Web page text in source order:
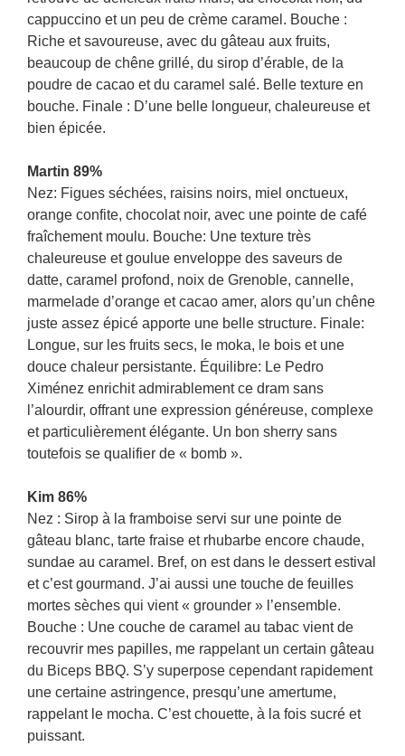
cappuccino et un peu de crème caramel. Bouche :
Riche et savoureuse, avec du gâteau aux fruits,
beaucoup de chêne grillé, du sirop d’érable, de la
poudre de cacao et du caramel salé. Belle texture en
bouche. Finale : D’une belle longueur, chaleureuse et
bien épicée.
Martin 89%
Nez: Figues séchées, raisins noirs, miel onctueux,
orange confite, chocolat noir, avec une pointe de café
fraîchement moulu. Bouche: Une texture très
chaleureuse et goulue enveloppe des saveurs de
datte, caramel profond, noix de Grenoble, cannelle,
marmelade d’orange et cacao amer, alors qu’un chêne
juste assez épicé apporte une belle structure. Finale:
Longue, sur les fruits secs, le moka, le bois et une
douce chaleur persistante. Équilibre: Le Pedro
Ximénez enrichit admirablement ce dram sans
l’alourdir, offrant une expression généreuse, complexe
et particulièrement élégante. Un bon sherry sans
toutefois se qualifier de « bomb ».
Kim 86%
Nez : Sirop à la framboise servi sur une pointe de
gâteau blanc, tarte fraise et rhubarbe encore chaude,
sundae au caramel. Bref, on est dans le dessert estival
et c’est gourmand. J’ai aussi une touche de feuilles
mortes sèches qui vient « grounder » l’ensemble.
Bouche : Une couche de caramel au tabac vient de
recouvrir mes papilles, me rappelant un certain gâteau
du Biceps BBQ. S’y superpose cependant rapidement
une certaine astringence, presqu’une amertume,
rappelant le mocha. C’est chouette, à la fois sucré et
puissant.